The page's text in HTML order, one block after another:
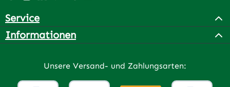
Service
Informationen
Unsere Versand- und Zahlungsarten: